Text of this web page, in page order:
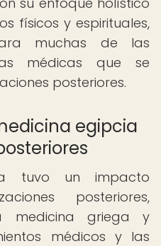
físicos y espirituales,
muchas de las
médicas que se
posteriores.
egipcia
tuvo un impacto
posteriores,
medicina griega y
médicos y las